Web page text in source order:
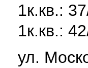
1к.кв.:
1к.кв.:
ул.